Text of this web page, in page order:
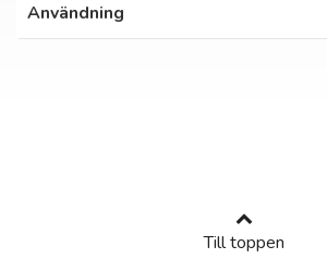
Användning
Till toppen